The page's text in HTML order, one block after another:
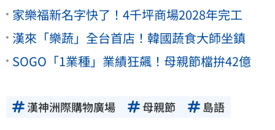
家樂福新名字快了！4千坪商場2028年完工
漢來「樂蔬」全台首店！韓國蔬食大師坐鎮
SOGO「1業種」業績狂飆！母親節檔拚42億
漢神洲際購物廣場 母親節 島語